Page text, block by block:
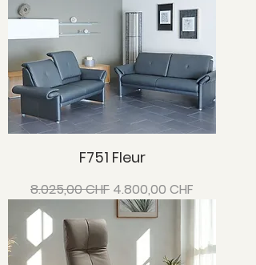
F751 Fleur
Standardpreis
8.025,00 CHF Sale-Preis
4.800,00 CHF